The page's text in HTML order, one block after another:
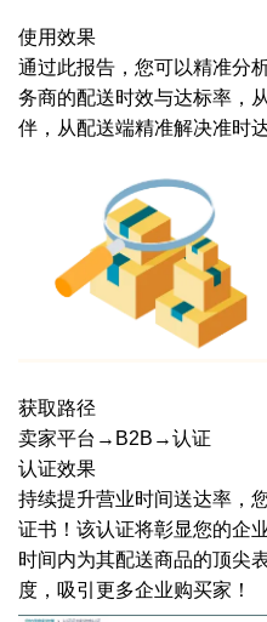
使用效果
通过此报告，您可以精准分
务商的配送时效与达标率，
伴，从配送端精准解决准时
获取路径
卖家平台→B2B→认证
认证效果
持续提升营业时间送达率，
证书！该认证将彰显您的企
时间内为其配送商品的顶尖
度，吸引更多企业购买家！